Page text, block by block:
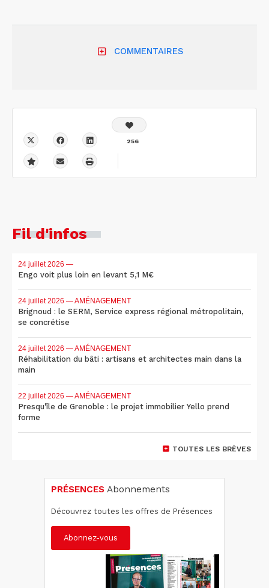
COMMENTAIRES
256
Fil d'infos
24 juillet 2026 —
Engo voit plus loin en levant 5,1 M€
24 juillet 2026 — AMÉNAGEMENT
Brignoud : le SERM, Service express régional métropolitain,
se concrétise
24 juillet 2026 — AMÉNAGEMENT
Réhabilitation du bâti : artisans et architectes main dans la
main
22 juillet 2026 — AMÉNAGEMENT
Presqu'île de Grenoble : le projet immobilier Yello prend
forme
TOUTES LES BRÈVES
PRÉSENCES Abonnements
Découvrez toutes les offres de Présences
Abonnez-vous